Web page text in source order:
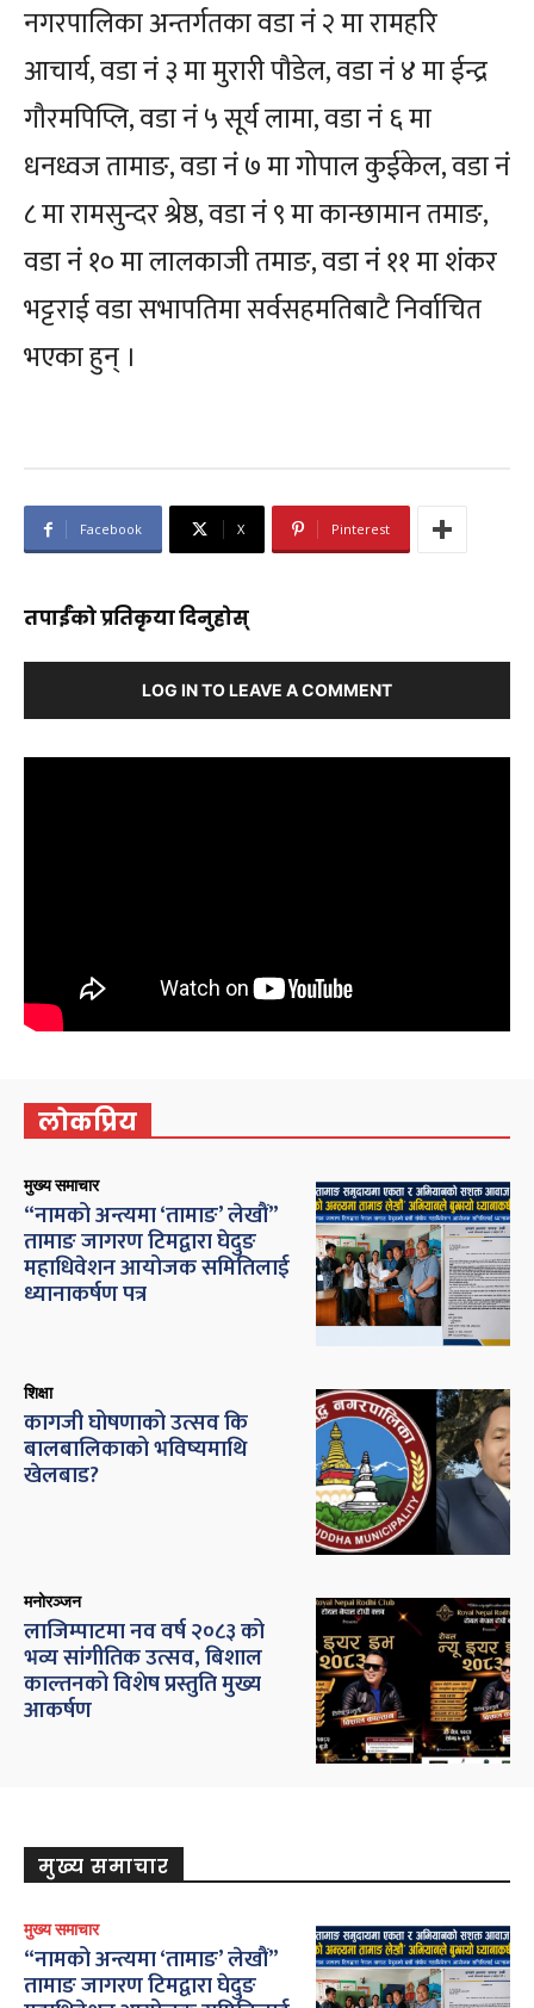
नगरपालिका अन्तर्गतका वडा नं २ मा रामहरि
आचार्य, वडा नं ३ मा मुरारी पौडेल, वडा नं ४ मा ईन्द्र
गौरमपिप्लि, वडा नं ५ सूर्य लामा, वडा नं ६ मा
धनध्वज तामाङ, वडा नं ७ मा गोपाल कुईकेल, वडा नं
८ मा रामसुन्दर श्रेष्ठ, वडा नं ९ मा कान्छामान तमाङ,
वडा नं १० मा लालकाजी तमाङ, वडा नं ११ मा शंकर
भट्टराई वडा सभापतिमा सर्वसहमतिबाटै निर्वाचित
भएका हुन् ।
Facebook X Pinterest
तपाईंको प्रतिकृया दिनुहोस्
LOG IN TO LEAVE A COMMENT
लोकप्रिय
मुख्य समाचार
“नामको अन्त्यमा ‘तामाङ’ लेखौं”
तामाङ जागरण टिमद्वारा घेदुङ
महाधिवेशन आयोजक समितिलाई
ध्यानाकर्षण पत्र
शिक्षा
कागजी घोषणाको उत्सव कि
बालबालिकाको भविष्यमाथि
खेलबाड?
मनोरञ्जन
लाजिम्पाटमा नव वर्ष २०८३ को
भव्य सांगीतिक उत्सव, बिशाल
काल्तनको विशेष प्रस्तुति मुख्य
आकर्षण
मुख्य समाचार
मुख्य समाचार
“नामको अन्त्यमा ‘तामाङ’ लेखौं”
तामाङ जागरण टिमद्वारा घेदुङ